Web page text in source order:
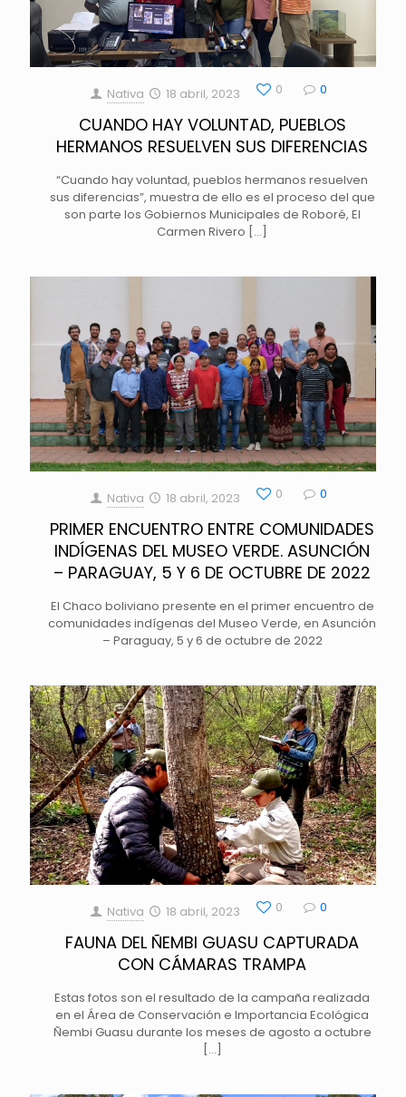
Nativa 18 abril, 2023 0 0
CUANDO HAY VOLUNTAD, PUEBLOS
HERMANOS RESUELVEN SUS DIFERENCIAS
“Cuando hay voluntad, pueblos hermanos resuelven
sus diferencias”, muestra de ello es el proceso del que
son parte los Gobiernos Municipales de Roboré, El
Carmen Rivero […]
Nativa 18 abril, 2023 0 0
PRIMER ENCUENTRO ENTRE COMUNIDADES
INDÍGENAS DEL MUSEO VERDE. ASUNCIÓN
– PARAGUAY, 5 Y 6 DE OCTUBRE DE 2022
El Chaco boliviano presente en el primer encuentro de
comunidades indígenas del Museo Verde, en Asunción
– Paraguay, 5 y 6 de octubre de 2022
Nativa 18 abril, 2023 0 0
FAUNA DEL ÑEMBI GUASU CAPTURADA
CON CÁMARAS TRAMPA
Estas fotos son el resultado de la campaña realizada
en el Área de Conservación e Importancia Ecológica
Ñembi Guasu durante los meses de agosto a octubre
[…]